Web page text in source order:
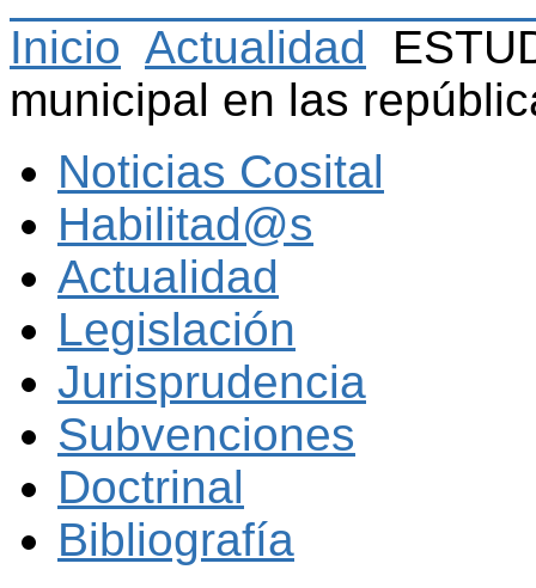
Inicio Actualidad
municipal en las
Noticias Cosital
Habilitad@s
Actualidad
Legislación
Jurisprudencia
Subvenciones
Doctrinal
Bibliografía